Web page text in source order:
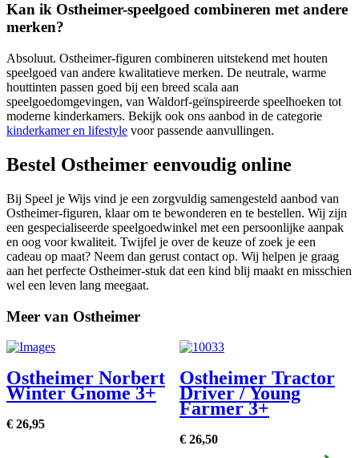
Kan ik Ostheimer-speelgoed combineren met andere
merken?
Absoluut. Ostheimer-figuren combineren uitstekend met houten
speelgoed van andere kwalitatieve merken. De neutrale, warme
houttinten passen goed bij een breed scala aan
speelgoedomgevingen, van Waldorf-geïnspireerde speelhoeken tot
moderne kinderkamers. Bekijk ook ons aanbod in de categorie
kinderkamer en lifestyle voor passende aanvullingen.
Bestel Ostheimer eenvoudig online
Bij Speel je Wijs vind je een zorgvuldig samengesteld aanbod van
Ostheimer-figuren, klaar om te bewonderen en te bestellen. Wij zijn
een gespecialiseerde speelgoedwinkel met een persoonlijke aanpak
en oog voor kwaliteit. Twijfel je over de keuze of zoek je een
cadeau op maat? Neem dan gerust contact op. Wij helpen je graag
aan het perfecte Ostheimer-stuk dat een kind blij maakt en misschien
wel een leven lang meegaat.
Meer van Ostheimer
Ostheimer Norbert
Winter Gnome 3+
€ 26,95
Ostheimer Tractor
Driver / Young
Farmer 3+
€ 26,50